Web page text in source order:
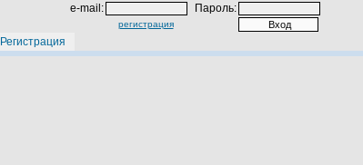
e-mail: Пароль:
регистрация
Регистрация